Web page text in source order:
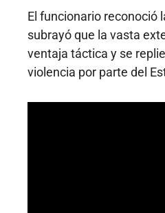
El funcionario reconoció
subrayó que la vasta
ventaja táctica y se
violencia por parte del